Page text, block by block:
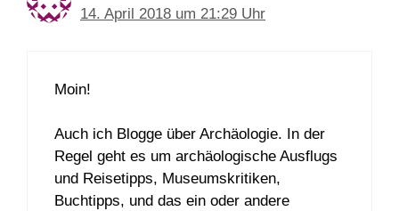
14. April 2018 um 21:29 Uhr
Moin!
Auch ich Blogge über Archäologie. In der
Regel geht es um archäologische Ausflugs
und Reisetipps, Museumskritiken,
Buchtipps, und das ein oder andere